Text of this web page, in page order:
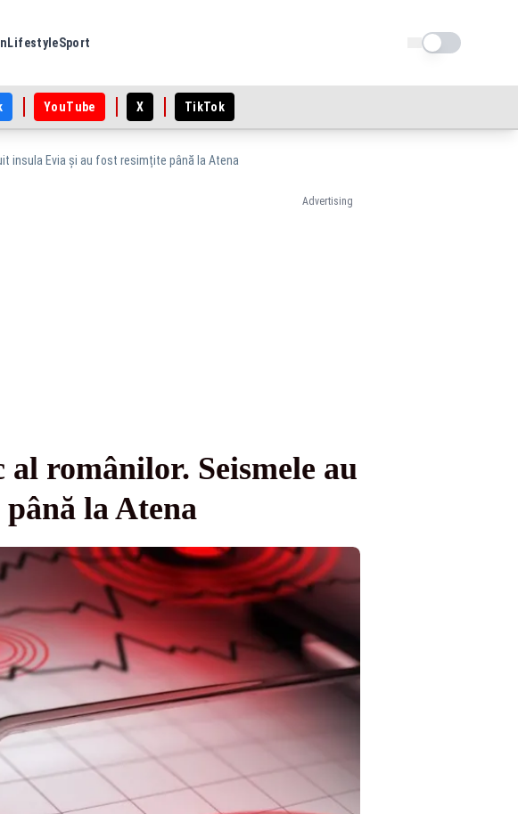
LifestyleSport Schimba tema
YouTube X TikTok
insula Evia și au fost resimțite până la Atena
Advertising
românilor. Seismele au
la Atena